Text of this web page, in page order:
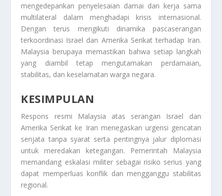
mengedepankan penyelesaian damai dan kerja sama
multilateral dalam menghadapi krisis internasional.
Dengan terus mengikuti dinamika pascaserangan
terkoordinasi Israel dan Amerika Serikat terhadap Iran.
Malaysia berupaya memastikan bahwa setiap langkah
yang diambil tetap mengutamakan perdamaian,
stabilitas, dan keselamatan warga negara.
KESIMPULAN
Respons resmi Malaysia atas serangan Israel dan
Amerika Serikat ke Iran menegaskan urgensi gencatan
senjata tanpa syarat serta pentingnya jalur diplomasi
untuk meredakan ketegangan. Pemerintah Malaysia
memandang eskalasi militer sebagai risiko serius yang
dapat memperluas konflik dan mengganggu stabilitas
regional.